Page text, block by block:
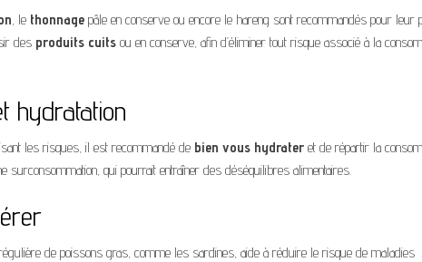
, le thonnage pâle en conserve ou encore le hareng sont recommandés pour leur
des produits cuits ou en conserve, afin d’éliminer tout risque associé à la
hydratation
les risques, il est recommandé de bien vous hydrater et de répartir la
surconsommation, qui pourrait entraîner des déséquilibres alimentaires.
de poissons gras, comme les sardines, aide à réduire le risque de maladies